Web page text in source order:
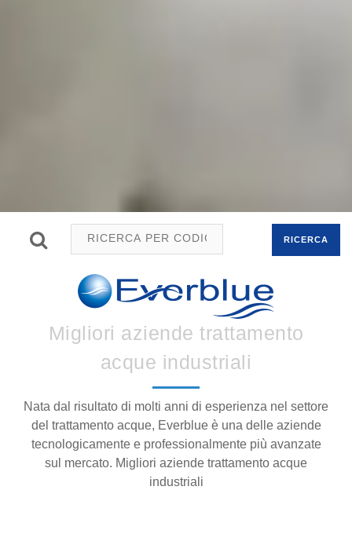
RICERCA
Migliori aziende trattamento
acque industriali
Nata dal risultato di molti anni di esperienza nel settore
del trattamento acque, Everblue è una delle aziende
tecnologicamente e professionalmente più avanzate
sul mercato. Migliori aziende trattamento acque
industriali